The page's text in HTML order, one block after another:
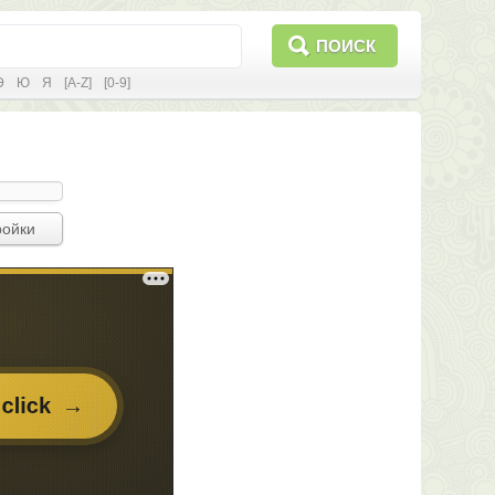
ПОИСК
Ю Я [A-Z] [0-9]